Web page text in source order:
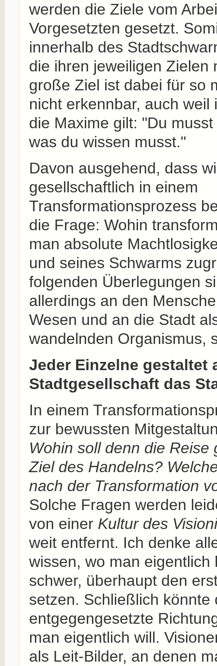
werden die Ziele vom
Vorgesetzten gesetzt.
innerhalb des
die ihren jeweiligen Zielen
große Ziel ist dabei für so
nicht erkennbar, auch weil
die Maxime gilt: "Du
was du wissen musst."
Davon ausgehend, dass
gesellschaftlich in einem
Transformationsprozess
die Frage: Wohin
man absolute
und seines Schwarms
folgenden Überlegungen
allerdings an den
Wesen und an die Stadt
wandelnden Organismus,
Jeder Einzelne gestaltet
Stadtgesellschaft das
In einem
zur bewussten
Wohin soll denn die Reise
Ziel des Handelns?
nach der Transformation
Solche Fragen werden
von einer Kultur des
weit entfernt. Ich denke
wissen, wo man eigentlich
schwer, überhaupt den
setzen. Schließlich könnte
entgegengesetzte
man eigentlich will.
als Leit-Bilder, an denen